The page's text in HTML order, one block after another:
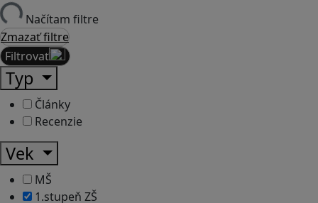
Načítam filtre
Zmazať filtre
Filtrovať
Typ
Články
Recenzie
Vek
MŠ
1.stupeň ZŠ